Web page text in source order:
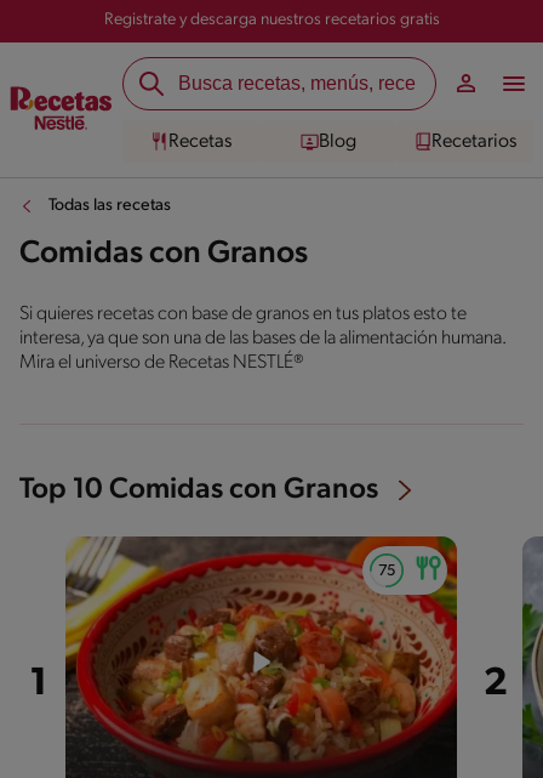
Registrate y descarga nuestros recetarios gratis
Recetas Blog Recetarios
Todas las recetas
Comidas con Granos
Si quieres recetas con base de granos en tus platos esto te
interesa, ya que son una de las bases de la alimentación humana.
Mira el universo de Recetas NESTLÉ®
Top 10 Comidas con Granos